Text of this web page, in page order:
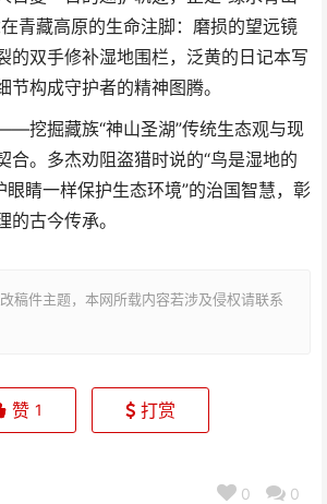
青藏高原的生命注脚：磨损的望远镜
的双手修补湿地围栏，泛黄的日记本写
节构成守护者的精神图腾。
挖掘藏族“神山圣湖”传统生态观与现
合。多杰劝阻盗猎时说的“鸟是湿地的
眼睛一样保护生态环境”的治国智慧，彰
的古今传承。
稿件主题，本网所载内容若涉及侵权请联系
赞 1 打赏
0 0